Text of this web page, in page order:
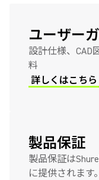
ユーザー
設計仕様、CAD
料
詳しくはこちら
製品保証
製品保証は
に提供されます。